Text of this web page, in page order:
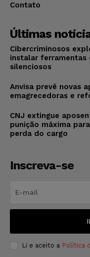
Contato
Últimas
Cibercriminosos
instalar ferramentas
silenciosos
Anvisa prevê novas
emagrecedoras e
CNJ extingue
punição máxima
perda do cargo
Inscreva-se
Li e aceito a Política